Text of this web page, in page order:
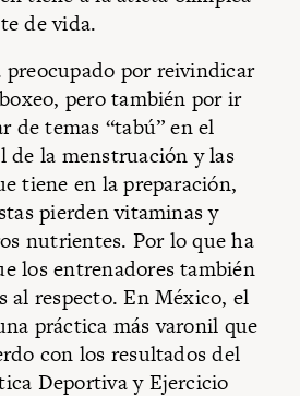
de vida.
preocupado por reivindicar
pero también por ir
de temas “tabú” en el
de la menstruación y las
tiene en la preparación,
pierden vitaminas y
nutrientes. Por lo que ha
los entrenadores también
al respecto. En México, el
práctica más varonil que
con los resultados del
Deportiva y Ejercicio